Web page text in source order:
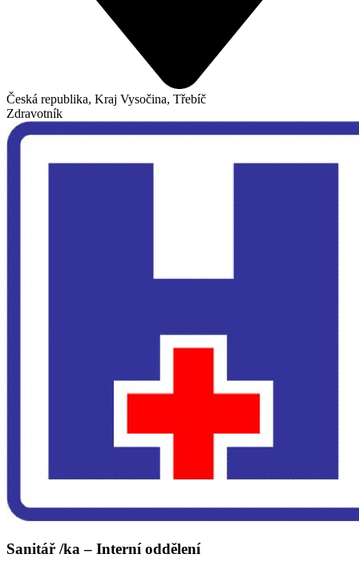
Česká republika, Kraj Vysočina, Třebíč
Zdravotník
Sanitář /ka – Interní oddělení